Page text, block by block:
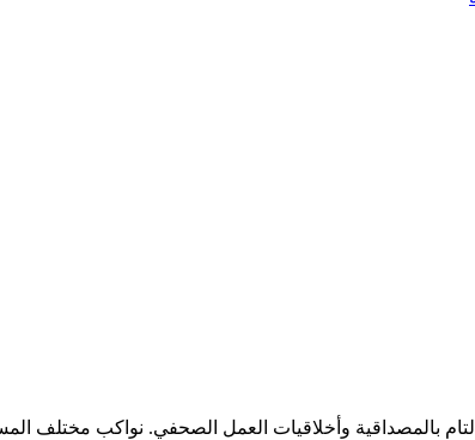
بالمصداقية وأخلاقيات العمل الصحفي. نواكب مختلف